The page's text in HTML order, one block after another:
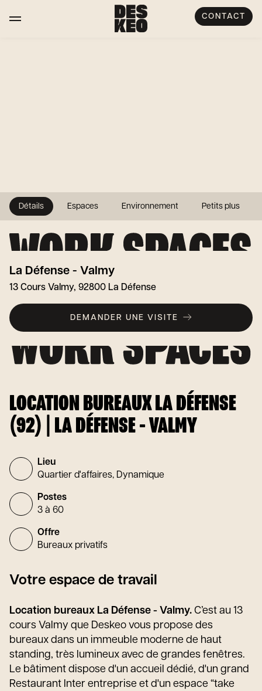
CONTACT
La Défense - Valmy
13 Cours Valmy, 92800 La Défense
DEMANDER UNE VISITE
Détails Espaces Environnement Petits plus
LOCATION BUREAUX LA DÉFENSE
(92) | LA DÉFENSE - VALMY
Lieu
Quartier d'affaires, Dynamique
Postes
3 à 60
Offre
Bureaux privatifs
Votre espace de travail
Location bureaux La Défense - Valmy. C’est au 13
cours Valmy que Deskeo vous propose des
bureaux dans un immeuble moderne de haut
standing, très lumineux avec de grandes fenêtres.
Le bâtiment dispose d'un accueil dédié, d'un grand
Restaurant Inter entreprise et d'un espace “take